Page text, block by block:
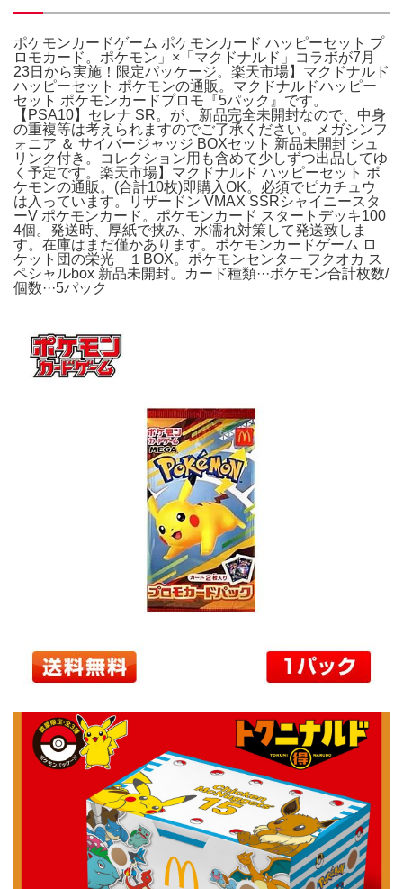
ポケモンカードゲーム ポケモンカード ハッピーセット プ
ロモカード。ポケモン」×「マクドナルド」コラボが7月
23日から実施！限定パッケージ。楽天市場】マクドナルド
ハッピーセット ポケモンの通販。マクドナルドハッピー
セット ポケモンカードプロモ『5パック』です。
【PSA10】セレナ SR。が、新品完全未開封なので、中身
の重複等は考えられますのでご了承ください。メガシンフ
ォニア ＆ サイバージャッジ BOXセット 新品未開封 シュ
リンク付き。コレクション用も含めて少しずつ出品してゆ
く予定です。楽天市場】マクドナルド ハッピーセット ポ
ケモンの通販。(合計10枚)即購入OK。必須でピカチュウ
は入っています。リザードン VMAX SSRシャイニースタ
ーV ポケモンカード。ポケモンカード スタートデッキ100
4個。発送時、厚紙で挟み、水濡れ対策して発送致しま
す。在庫はまだ僅かあります。ポケモンカードゲーム ロ
ケット団の栄光 １BOX。ポケモンセンター フクオカ ス
ペシャルbox 新品未開封。カード種類···ポケモン合計枚数/
個数···5パック